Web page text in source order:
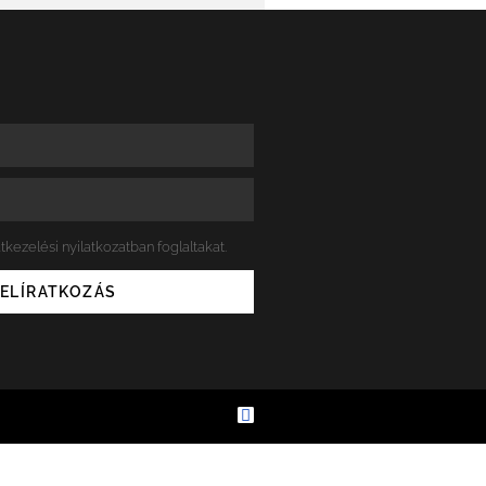
nyilatkozatban foglaltakat.